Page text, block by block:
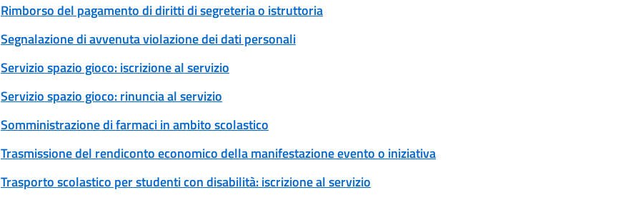
Rimborso del pagamento di diritti di segreteria o istruttoria
Segnalazione di avvenuta violazione dei dati personali
Servizio spazio gioco: iscrizione al servizio
Servizio spazio gioco: rinuncia al servizio
Somministrazione di farmaci in ambito scolastico
Trasmissione del rendiconto economico della manifestazione evento o iniziativa
Trasporto scolastico per studenti con disabilità: iscrizione al servizio